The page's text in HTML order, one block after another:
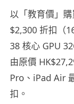
以「教育價」
$2,300 折扣（
38 核心 GPU
由原價
Pro、iPad Air
扣。